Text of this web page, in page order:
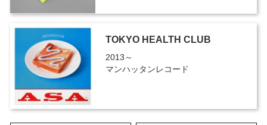
TOKYO HEALTH CLUB
2013～
マンハッタンレコード